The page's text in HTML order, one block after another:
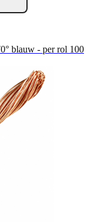
blauw - per rol 100